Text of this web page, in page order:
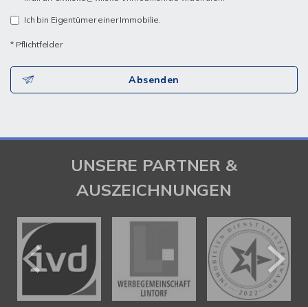
Ich bin Eigentümer einer Immobilie.
* Pflichtfelder
Absenden
UNSERE PARTNER &
AUSZEICHNUNGEN